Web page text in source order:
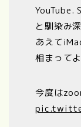
と馴染み
あえて
相まって
今度は